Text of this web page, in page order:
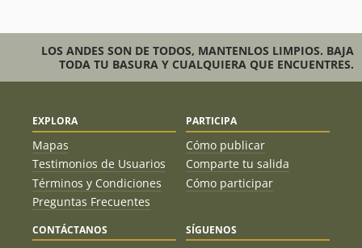
LOS ANDES SON DE TODOS, MANTENLOS LIMPIOS. BAJA
TODA TU BASURA Y CUALQUIERA QUE ENCUENTRES.
EXPLORA
Mapas
Testimonios de Usuarios
Términos y Condiciones
Preguntas Frecuentes
PARTICIPA
Cómo publicar
Comparte tu salida
Cómo participar
CONTÁCTANOS SÍGUENOS